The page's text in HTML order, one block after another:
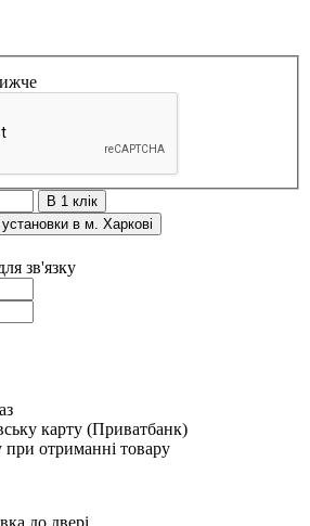
В 1 клік
в м. Харкові
зв'язку
карту (Приватбанк)
при отриманні товару
до двері